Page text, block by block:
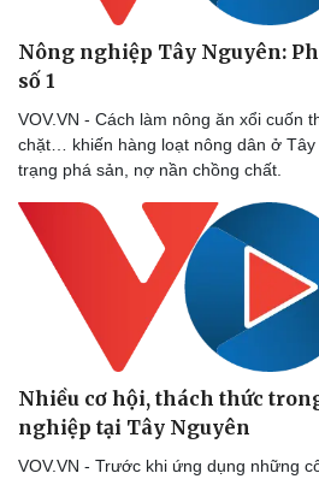
Nông nghiệp Tây Nguyên:
số 1
VOV.VN - Cách làm nông ăn xổi cuốn
chặt… khiến hàng loạt nông dân ở Tây
trạng phá sản, nợ nần chồng chất.
Nhiều cơ hội, thách thức
nghiệp tại Tây Nguyên
VOV.VN - Trước khi ứng dụng những